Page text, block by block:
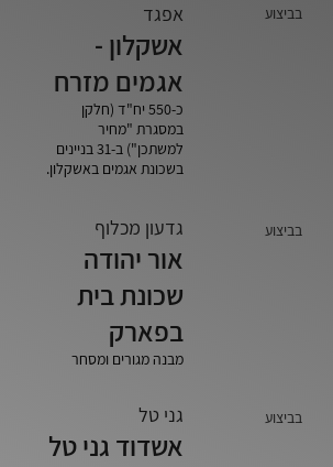
אשקלון -
אגמים מזרח
כ-550 יח"ד (חלקן
במסגרת "מחיר
למשתכן") ב-31 בניינים
בשכונת אגמים באשקלון.
אפגד בביצוע
אור יהודה
שכונת בית
בפארק
מבנה מגורים ומסחר
גדעון מכלוף בביצוע
אשדוד גני טל
גני טל בביצוע